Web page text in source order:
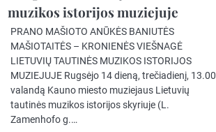
muzikos istorijos muziejuje
PRANO MAŠIOTO ANŪKĖS BANIUTĖS
MAŠIOTAITĖS – KRONIENĖS VIEŠNAGĖ
LIETUVIŲ TAUTINĖS MUZIKOS ISTORIJOS
MUZIEJUJE Rugsėjo 14 dieną, trečiadienį, 13.00
valandą Kauno miesto muziejaus Lietuvių
tautinės muzikos istorijos skyriuje (L.
Zamenhofo g.…